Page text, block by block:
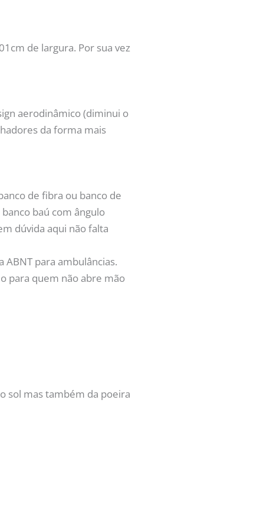
de largura. Por sua vez
aerodinâmico (diminui o
da forma mais
de fibra ou banco de
baú com ângulo
dúvida aqui não falta
para ambulâncias.
para quem não abre mão
sol mas também da poeira